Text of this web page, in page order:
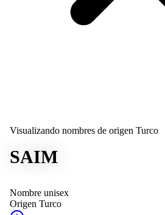
Visualizando nombres de origen Turco
SAIM
Nombre unisex
Origen Turco